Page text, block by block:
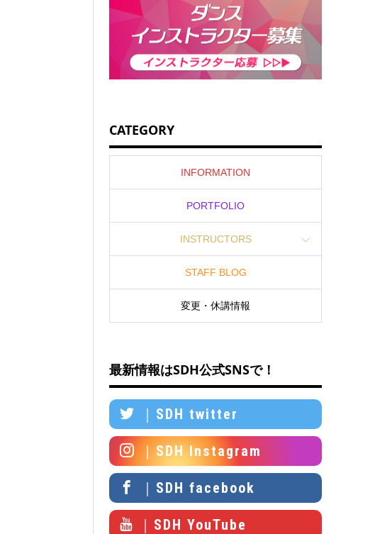
CATEGORY
INFORMATION
PORTFOLIO
INSTRUCTORS
STAFF BLOG
変更・休講情報
最新情報はSDH公式SNSで！
｜SDH twitter
｜SDH Instagram
｜SDH facebook
｜SDH YouTube